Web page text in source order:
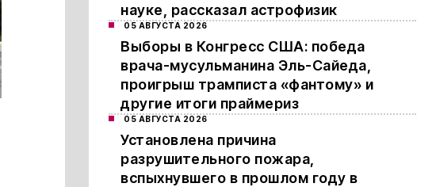
науке, рассказал астрофизик
05 АВГУСТА 2026
Выборы в Конгресс США: победа
врача-мусульманина Эль-Сайеда,
проигрыш трамписта «фантому» и
другие итоги праймериз
05 АВГУСТА 2026
Установлена причина
разрушительного пожара,
вспыхнувшего в прошлом году в